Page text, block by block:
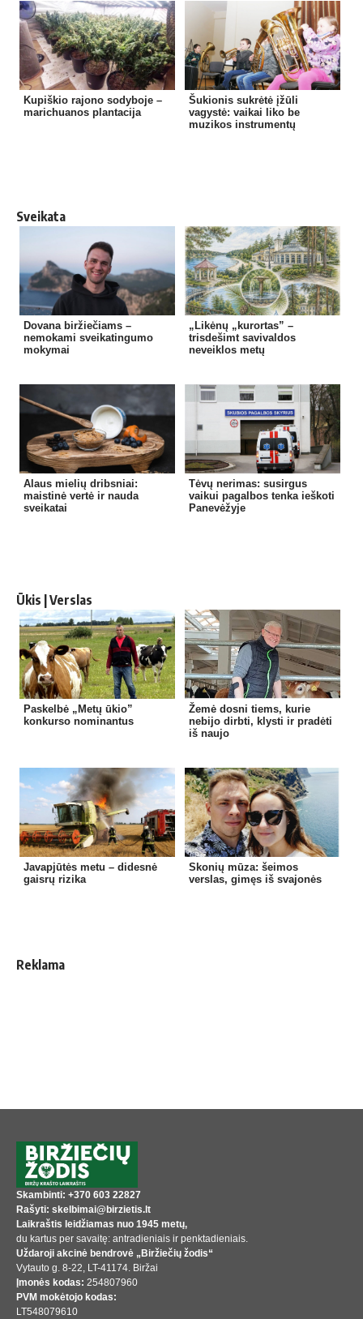
Kupiškio rajono sodyboje –
marichuanos plantacija
Šukionis sukrėtė įžūli
vagystė: vaikai liko be
muzikos instrumentų
Sveikata
Dovana biržiečiams –
nemokami sveikatingumo
mokymai
„Likėnų „kurortas” –
trisdešimt savivaldos
neveiklos metų
Alaus mielių dribsniai:
maistinė vertė ir nauda
sveikatai
Tėvų nerimas: susirgus
vaikui pagalbos tenka ieškoti
Panevėžyje
Ūkis | Verslas
Paskelbė „Metų ūkio”
konkurso nominantus
Žemė dosni tiems, kurie
nebijo dirbti, klysti ir pradėti
iš naujo
Javapjūtės metu – didesnė
gaisrų rizika
Skonių mūza: šeimos
verslas, gimęs iš svajonės
Reklama
Skambinti: +370 603 22827
Rašyti: skelbimai@birzietis.lt
Laikraštis leidžiamas nuo 1945 metų,
du kartus per savaitę: antradieniais ir penktadieniais.
Uždaroji akcinė bendrovė „Biržiečių žodis“
Vytauto g. 8-22, LT-41174. Biržai
Įmonės kodas: 254807960
PVM mokėtojo kodas:
LT548079610